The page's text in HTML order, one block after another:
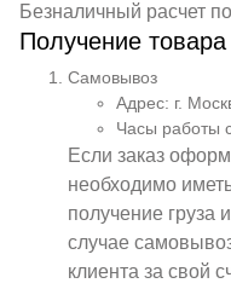
Безналичный расчет
Получение товара
Самовывоз
Адрес: г.
Часы работы
Если заказ
необходимо
получение груза
случае
клиента за свой